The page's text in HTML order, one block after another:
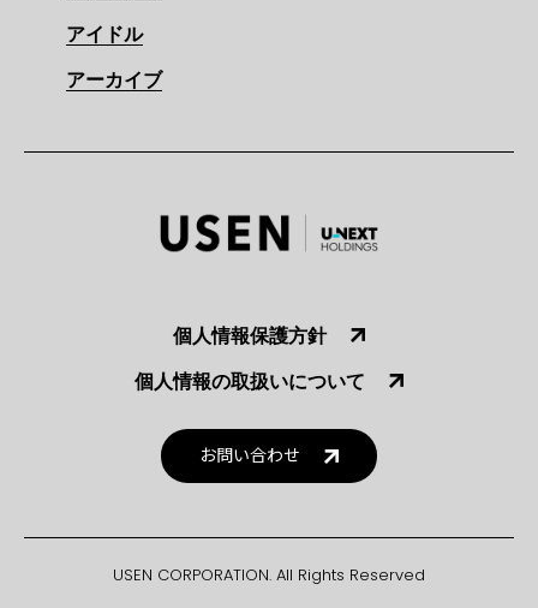
アイドル
アーカイブ
個人情報保護方針
個人情報の取扱いについて
お問い合わせ
USEN CORPORATION. All Rights Reserved